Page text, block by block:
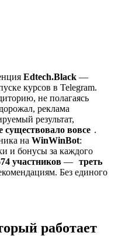
Edtech.Black —
курсов в Telegram.
не полагаясь
реклама
результат,
существовало вовсе .
на WinWinBot:
и бонусы за каждого
участников — треть
Без единого
работает